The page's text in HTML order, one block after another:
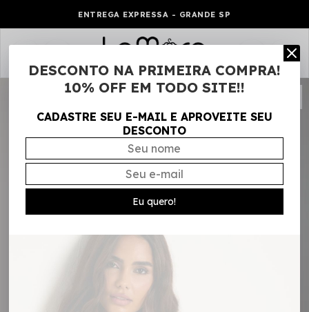
ENTREGA EXPRESSA - GRANDE SP
0
DESCONTO NA PRIMEIRA COMPRA!
10% OFF EM TODO SITE!!
CADASTRE SEU E-MAIL E APROVEITE SEU
DESCONTO
Eu quero!